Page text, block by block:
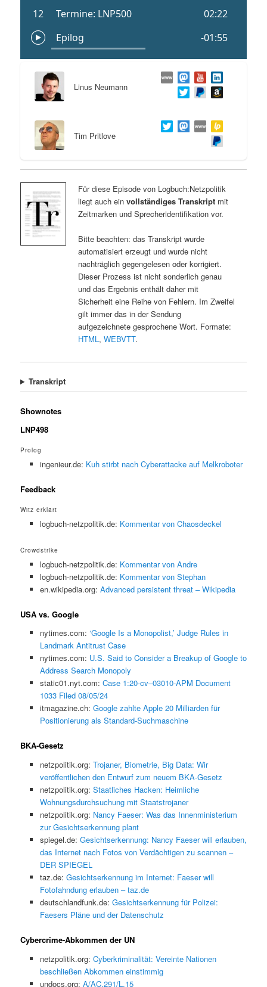
Linus Neumann
Tim Pritlove
Für diese Episode von Logbuch:Netzpolitik
liegt auch ein vollständiges Transkriptmit
Zeitmarken und Sprecheridentifikation vor.
Bitte beachten: das Transkript wurde
automatisiert erzeugt und wurde nicht
nachträglich gegengelesen oder korrigiert.
Dieser Prozess ist nicht sonderlich genau
und das Ergebnis enthält daher mit
Sicherheit eine Reihe von Fehlern. Im Zweifel
gilt immer das in der Sendung
aufgezeichnete gesprochene Wort. Formate:
HTML, WEBVTT.
Transkript
Shownotes
LNP498
Prolog
ingenieur.de: Kuh stirbt nach Cyberattacke auf Melkroboter
Feedback
Witz erklärt
logbuch-netzpolitik.de: Kommentar von Chaosdeckel
Crowdstrike
logbuch-netzpolitik.de: Kommentar von Andre
logbuch-netzpolitik.de: Kommentar von Stephan
en.wikipedia.org: Advanced persistent threat – Wikipedia
USA vs. Google
nytimes.com: ‘Google Is a Monopolist,’ Judge Rules in
Landmark Antitrust Case
nytimes.com: U.S. Said to Consider a Breakup of Google to
Address Search Monopoly
static01.nyt.com: Case 1:20-cv–03010-APM Document
1033 Filed 08/05/24
itmagazine.ch: Google zahlte Apple 20 Milliarden für
Positionierung als Standard-Suchmaschine
BKA-Gesetz
netzpolitik.org: Trojaner, Biometrie, Big Data: Wir
veröffentlichen den Entwurf zum neuem BKA-Gesetz
netzpolitik.org: Staatliches Hacken: Heimliche
Wohnungsdurchsuchung mit Staatstrojaner
netzpolitik.org: Nancy Faeser: Was das Innenministerium
zur Gesichtserkennung plant
spiegel.de: Gesichtserkennung: Nancy Faeser will erlauben,
das Internet nach Fotos von Verdächtigen zu scannen –
DER SPIEGEL
taz.de: Gesichtserkennung im Internet: Faeser will
Fotofahndung erlauben – taz.de
deutschlandfunk.de: Gesichtserkennung für Polizei:
Faesers Pläne und der Datenschutz
Cybercrime-Abkommen der UN
netzpolitik.org: Cyberkriminalität: Vereinte Nationen
beschließen Abkommen einstimmig
undocs.org: A/AC.291/L.15